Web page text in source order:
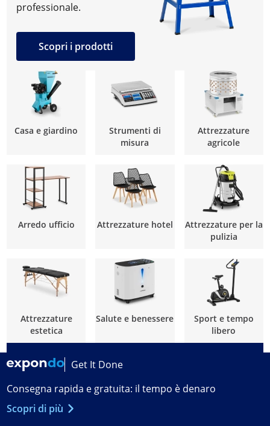
professionale.
Scopri i prodotti
Casa e giardino
Strumenti di
misura
Attrezzature
agricole
Arredo ufficio Attrezzature hotel
Attrezzature per la
pulizia
Attrezzature
estetica
Salute e benessere
Sport e tempo
libero
Get It Done
Consegna rapida e gratuita: il tempo è denaro
Scopri di più